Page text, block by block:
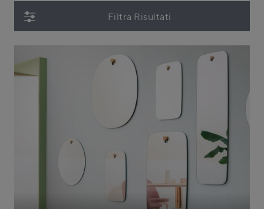
Filtra Risultati